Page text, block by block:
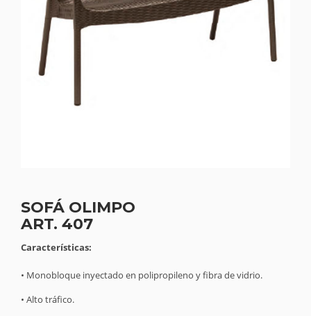
SOFÁ OLIMPO
ART. 407
Características:
• Monobloque inyectado en polipropileno y fibra de vidrio.
• Alto tráfico.